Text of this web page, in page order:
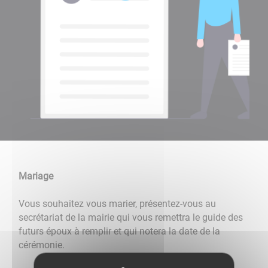
Mariage
Vous souhaitez vous marier, présentez-vous au
secrétariat de la mairie qui vous remettra le guide des
futurs époux à remplir et qui notera la date de la
cérémonie.